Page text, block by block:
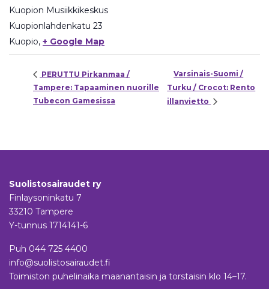
Kuopion Musiikkikeskus
Kuopionlahdenkatu 23
Kuopio, + Google Map
PERUTTU Pirkanmaa /
Tampere: Tapaaminen nuorille
Tubecon Gamesissa
Varsinais-Suomi /
Turku / Crocot: Rento
illanvietto
Suolistosairaudet ry
Finlaysoninkatu 7
33210 Tampere
Y-tunnus 1714141-6
Puh 044 725 4400
info@suolistosairaudet.fi
Toimiston puhelinaika maanantaisin ja torstaisin klo 14–17.